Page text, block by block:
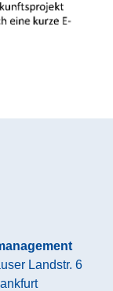
Landstr. 6